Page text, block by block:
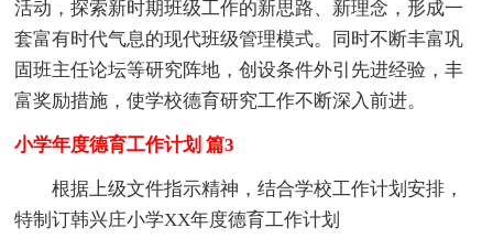
活动，探索新时期班级工作的新思路、新理念，形成一
套富有时代气息的现代班级管理模式。同时不断丰富巩
固班主任论坛等研究阵地，创设条件外引先进经验，丰
富奖励措施，使学校德育研究工作不断深入前进。
小学年度德育工作计划 篇3
根据上级文件指示精神，结合学校工作计划安排，
特制订韩兴庄小学XX年度德育工作计划